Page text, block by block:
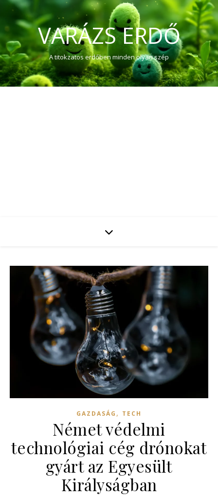
VARÁZS ERDŐ
A titokzatos erdőben minden olyan szép
GAZDASÁG , TECH
Német védelmi
technológiai cég drónokat
gyárt az Egyesült
Királyságban